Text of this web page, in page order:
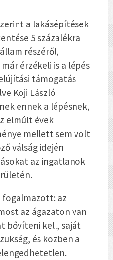
a lakásépítések
5 százalékra
részéről,
érzékeli is a lépés
támogatás
Koji László
ennek a lépésnek,
elmúlt évek
mellett sem volt
válság idején
az ingatlanok
fogalmazott: az
az ágazaton van
bővíteni kell, saját
és közben a